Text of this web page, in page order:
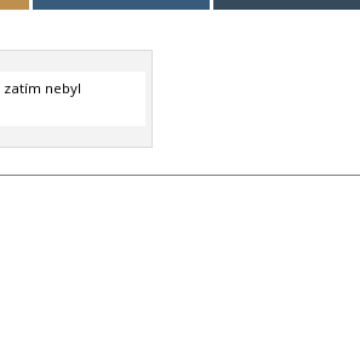
zatím nebyl